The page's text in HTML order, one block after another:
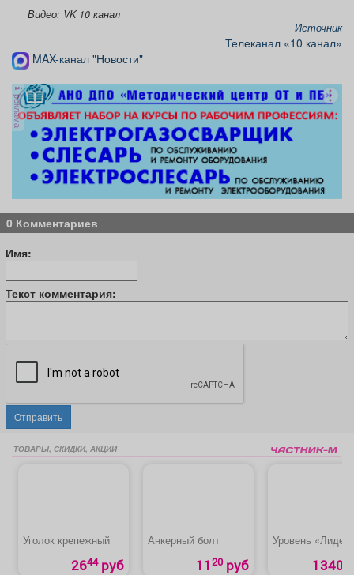
Видео: VK 10 канал
Источник
Телеканал «10 канал»
MAX-канал "Новости"
реклама
0 Комментариев
Имя:
Текст комментария:
Отправить
ТОВАРЫ, СКИДКИ, АКЦИИ
Уголок крепежный
2644руб
Анкерный болт
1120 руб
Уровень «Лидер
1340